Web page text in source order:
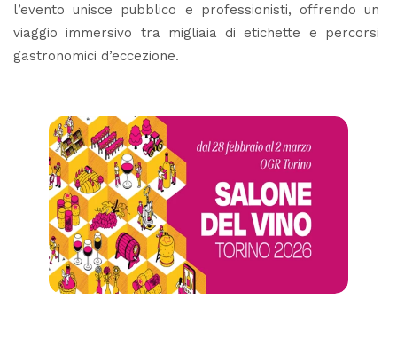
l’evento unisce pubblico e professionisti, offrendo un
viaggio immersivo tra migliaia di etichette e percorsi
gastronomici d’eccezione.